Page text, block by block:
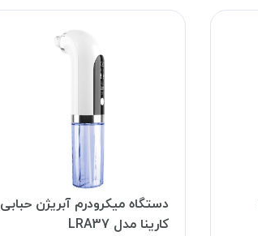
دستگاه میکرودرم آبریژن حبابی
کارینا مدل LRA37